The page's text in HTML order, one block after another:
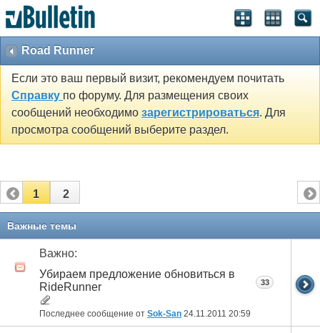
Road Runner
Если это ваш первый визит, рекомендуем почитать
Справку по форуму. Для размещения своих
сообщений необходимо зарегистрироваться. Для
просмотра сообщений выберите раздел.
1 2
Важные темы
Важно:
Убираем предложение обновиться в
RideRunner
Последнее сообщение от Sok-San 24.11.2011 20:59
33